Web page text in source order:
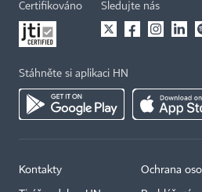
Certifikováno Sledujte nás
Stáhněte si aplikaci HN
Kontakty Ochrana